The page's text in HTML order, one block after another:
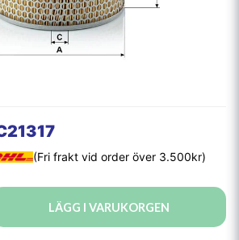
LÄGG I VARUKORGEN